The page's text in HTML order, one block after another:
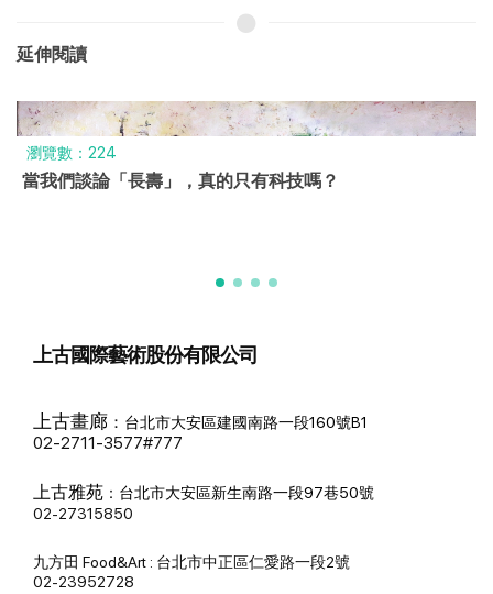
延伸閱讀
瀏覽數：224
當我們談論「長壽」，真的只有科技嗎？
上古國際藝術股份有限公司
上古畫廊 ： 台北市大安區建國南路一段160號B1
02-2711-3577#777
上古雅苑 ： 台北市大安區新生南路一段97巷50號
02-27315850
九方田 Food&Art : 台北市中正區仁愛路一段2號
02-23952728